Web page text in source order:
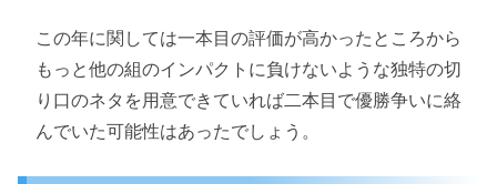
この年に関しては一本目の評価が高かったところから
もっと他の組のインパクトに負けないような独特の切
り口のネタを用意できていれば二本目で優勝争いに絡
んでいた可能性はあったでしょう。